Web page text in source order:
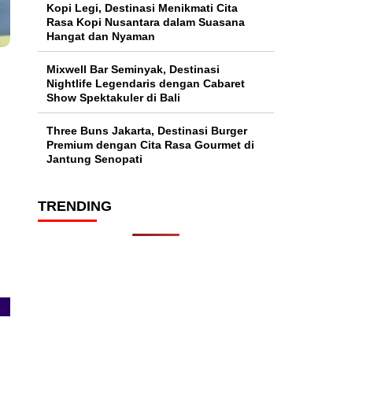
Kopi Legi, Destinasi Menikmati Cita
Rasa Kopi Nusantara dalam Suasana
Hangat dan Nyaman
Mixwell Bar Seminyak, Destinasi
Nightlife Legendaris dengan Cabaret
Show Spektakuler di Bali
Three Buns Jakarta, Destinasi Burger
Premium dengan Cita Rasa Gourmet di
Jantung Senopati
TRENDING